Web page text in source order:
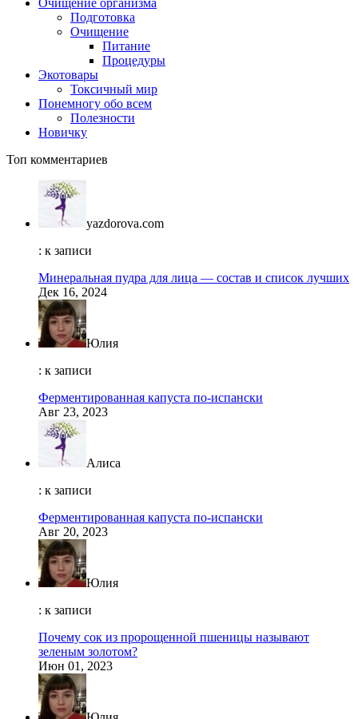
Очищение организма
Подготовка
Очищение
Питание
Процедуры
Экотовары
Токсичный мир
Понемногу обо всем
Полезности
Новичку
Топ комментариев
yazdorova.com
: к записи
Минеральная пудра для лица — состав и список лучших
Дек 16, 2024
Юлия
: к записи
Ферментированная капуста по-испански
Авг 23, 2023
Алиса
: к записи
Ферментированная капуста по-испански
Авг 20, 2023
Юлия
: к записи
Почему сок из пророщенной пшеницы называют
зеленым золотом?
Июн 01, 2023